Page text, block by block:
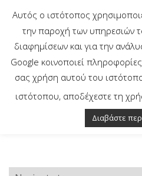
Αυτός ο ιστότοπος
την παροχή των υπηρεσιών
διαφημίσεων και για την
Google κοινοποιεί
σας χρήση αυτού του
ιστότοπου, αποδέχεστε τη
Διαβάστε